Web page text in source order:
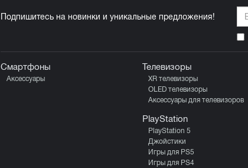
Подпишитесь на новинки и уникальные предложения!
Смартфоны
Аксессуары
Телевизоры
XR телевизоры
OLED телевизоры
Аксессуары для телевизоров
PlayStation
PlayStation 5
Джойстики
Игры для PS5
Игры для PS4